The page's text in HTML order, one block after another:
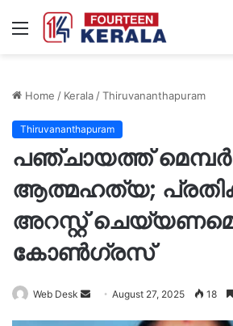
Menu
Home / Kerala/Thiruvananthapuram
Thiruvananthapuram
പഞ്ചായത്ത് മെമ്പര്‍
ആത്മഹത്യ;
അറസ്റ്റ്
കോൺഗ്രസ്
Web Desk
SendAugust 27, 2025 18